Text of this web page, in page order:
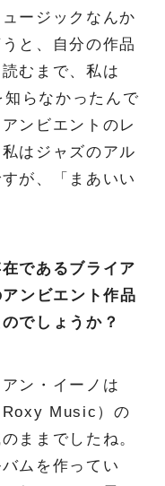
ージックなんか
と、自分の作品
むまで、私は
知らなかったんで
ンビエントのレ
はジャズのアル
が、「まあいい
であるブライア
ンビエント作品
でしょうか？
ン・イーノは
Roxy Music）の
ままでしたね。
ムを作ってい